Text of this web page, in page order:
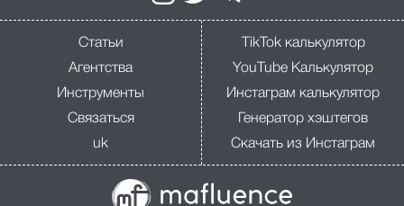
Статьи
Агентства
Инструменты
Связаться
uk
TikTok калькулятор
YouTube Калькулятор
Инстаграм калькулятор
Генератор хэштегов
Скачать из Инстаграм